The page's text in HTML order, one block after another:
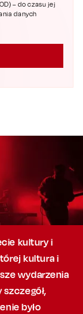
– do czasu jej
danych
kultury i
kultura i
wydarzenia
szczegół,
było